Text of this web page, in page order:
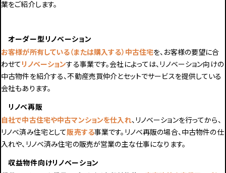
業をご紹介します。
オーダー型リノベーション
お客様が所有している（または購入する）中古住宅を、お客様の要望に合
わせて リノベーションする事業です。会社によっては、リノベーション向けの
中古物件を紹介する、不動産売買仲介とセットでサービスを提供している
会社もあります。
リノベ再販
自社で中古住宅や中古マンションを仕入れ、リノベーションを行ってから、
リノベ済み住宅として販売する事業です。リノベ再販の場合、中古物件の仕
入れや、リノベ済み住宅の販売が営業の主な仕事になります。
収益物件向けリノベーション